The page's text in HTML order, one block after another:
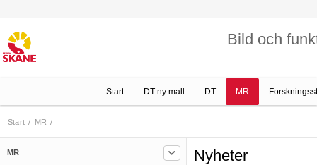
Bild och
Start DT ny mall DT MR
Start / MR /
MR Nyheter